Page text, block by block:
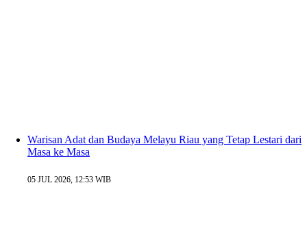
Warisan Adat dan Budaya Melayu Riau yang Tetap Lestari dari
Masa ke Masa
05 JUL 2026, 12:53 WIB